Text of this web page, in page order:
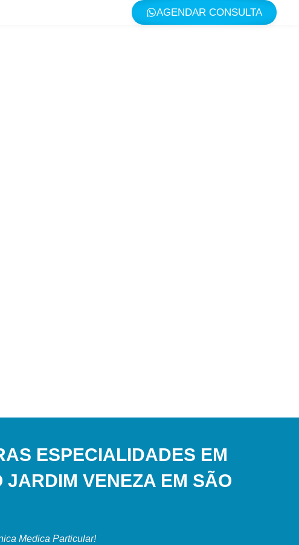
AGENDAR CONSULTA
ESPECIALIDADES EM
VENEZA EM SÃO
Medica Particular!